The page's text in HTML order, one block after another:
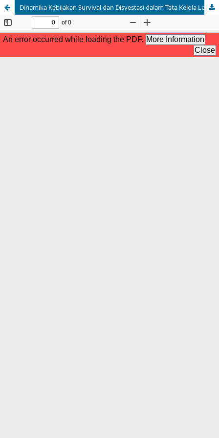
Dinamika Kebijakan Survival dan Disvestasi dalam Tata Kelola Lembaga Pendidikan Modern